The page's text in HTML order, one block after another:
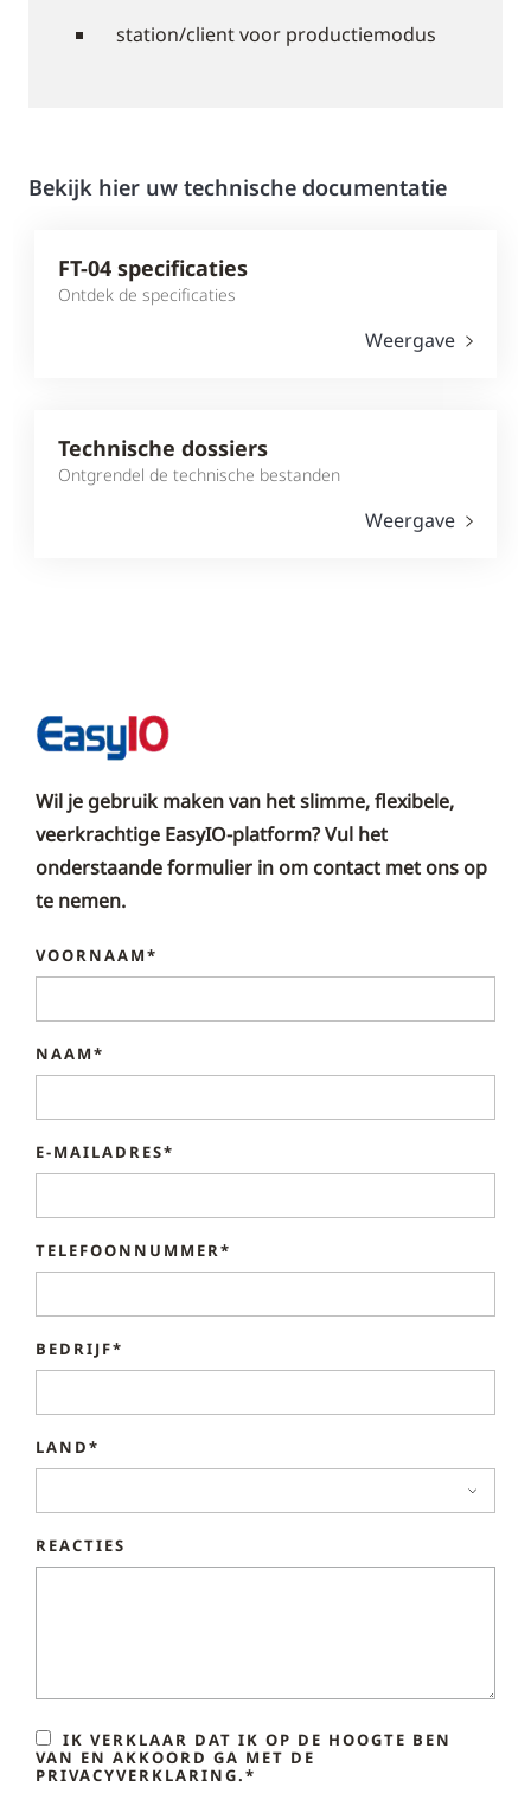
station/client voor productiemodus
Bekijk hier uw technische documentatie
FT-04 specificaties
Ontdek de specificaties
Weergave
Technische dossiers
Ontgrendel de technische bestanden
Weergave
Wil je gebruik maken van het slimme, flexibele,
veerkrachtige EasyIO-platform? Vul het
onderstaande formulier in om contact met ons op
te nemen.
VOORNAAM*
NAAM*
E-MAILADRES*
TELEFOONNUMMER*
BEDRIJF*
LAND*
REACTIES
IK VERKLAAR DAT IK OP DE HOOGTE BEN
VAN EN AKKOORD GA MET DE
PRIVACYVERKLARING.*